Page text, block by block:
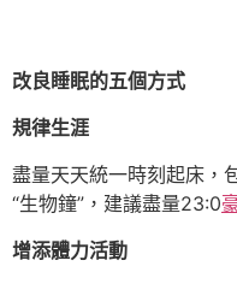
改良睡眠的五個方式
規律生涯
盡量天天統一時刻起床，
“生物鐘”，建議盡量23:0
增添體力活動